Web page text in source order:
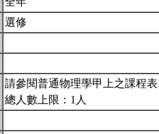
選修
請參閱普通物理學甲上之課程
總人數上限：1人